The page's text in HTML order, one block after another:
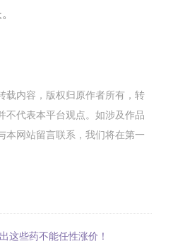
载内容，版权归原作者所有，转
不代表本平台观点。如涉及作品
本网站留言联系，我们将在第一
这些药不能任性涨价！